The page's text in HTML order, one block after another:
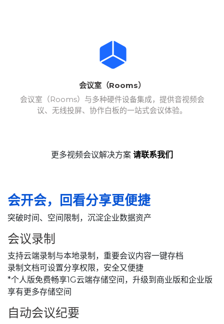
会议室（Rooms）
会议室（Rooms）与多种硬件设备集成，提供音视频会
议、无线投屏、协作白板的一站式会议体验。
更多视频会议解决方案 请联系我们
会开会，回看分享更便捷
突破时间、空间限制，沉淀企业数据资产
会议录制
支持云端录制与本地录制，重要会议内容一键存档
录制文档可设置分享权限，安全又便捷
*个人版免费畅享1G云端存储空间，升级到商业版和企业版
享有更多存储空间
自动会议纪要